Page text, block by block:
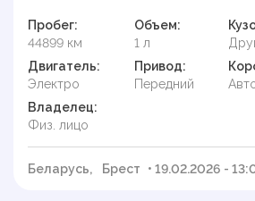
Пробег:
44899 км
Объем:
1 л
Двигатель:
Электро
Привод:
Передний
Владелец:
Физ. лицо
Беларусь, Брест • 19.02.2026 -